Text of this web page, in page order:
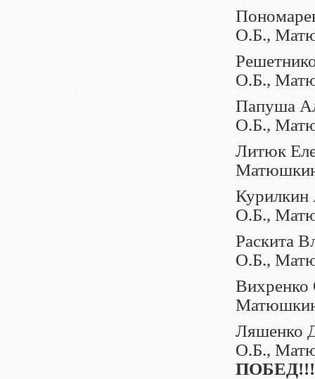
О.Б.,
О.Б.,
Папуша
О.Б.,
Литюк
Курилкин
О.Б.,
Раскита
О.Б.,
Вихренко
Ляшенко
О.Б.,
ПОБЕД!!!